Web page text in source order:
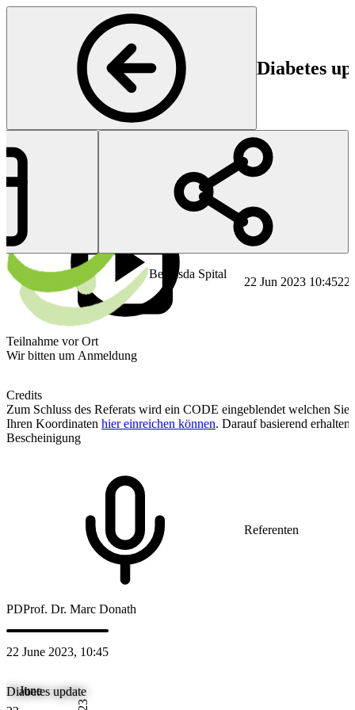
Diabetes
Bethesda Spital
Start
22 Jun 2023 10:4522
Teilnahme vor Ort
Wir bitten um Anmeldung
Credits
Zum Schluss des Referats wird ein CODE eingeblendet welchen Sie
Ihren Koordinaten hier einreichen können. Darauf basierend
Bescheinigung
Referenten
PDProf. Dr. Marc Donath
22 June 2023, 10:45
June
Diabetes update